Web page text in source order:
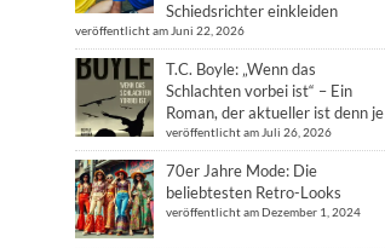
Schiedsrichter einkleiden
veröffentlicht am Juni 22, 2026
T.C. Boyle: „Wenn das
Schlachten vorbei ist“ – Ein
Roman, der aktueller ist denn je
veröffentlicht am Juli 26, 2026
70er Jahre Mode: Die
beliebtesten Retro-Looks
veröffentlicht am Dezember 1, 2024